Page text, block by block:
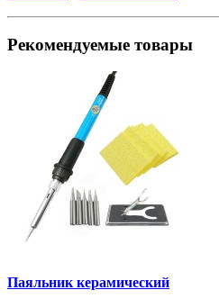
Рекомендуемые товары
Паяльник керамический